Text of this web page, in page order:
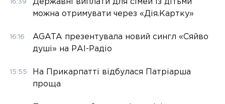
16:39
Державні виплати для сімей із дітьми
можна отримувати через «Дія.Картку»
16:16
AGATA презентувала новий сингл «Сяйво
душі» на РАІ-Радіо
15:55
На Прикарпатті відбулася Патріарша
проща